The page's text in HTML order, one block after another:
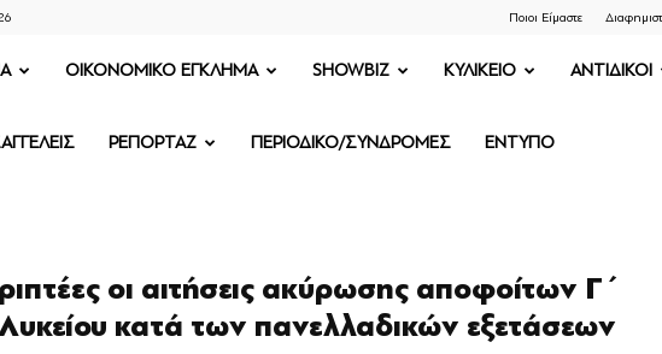
Ποιοι Είμαστε
OIKONOMIKO ΕΓΚΛΗΜΑ SHOWBIZ ΚΥΛΙΚΕΙΟ ΑΝΤΙΔΙΚΟΙ
ΡΕΠΟΡΤΑΖ ΠΕΡΙΟΔΙΚΟ/ΣΥΝΔΡΟΜΕΣ ΕΝΤΥΠΟ
οι αιτήσεις ακύρωσης αποφοίτων Γ΄
κατά των πανελλαδικών εξετάσεων